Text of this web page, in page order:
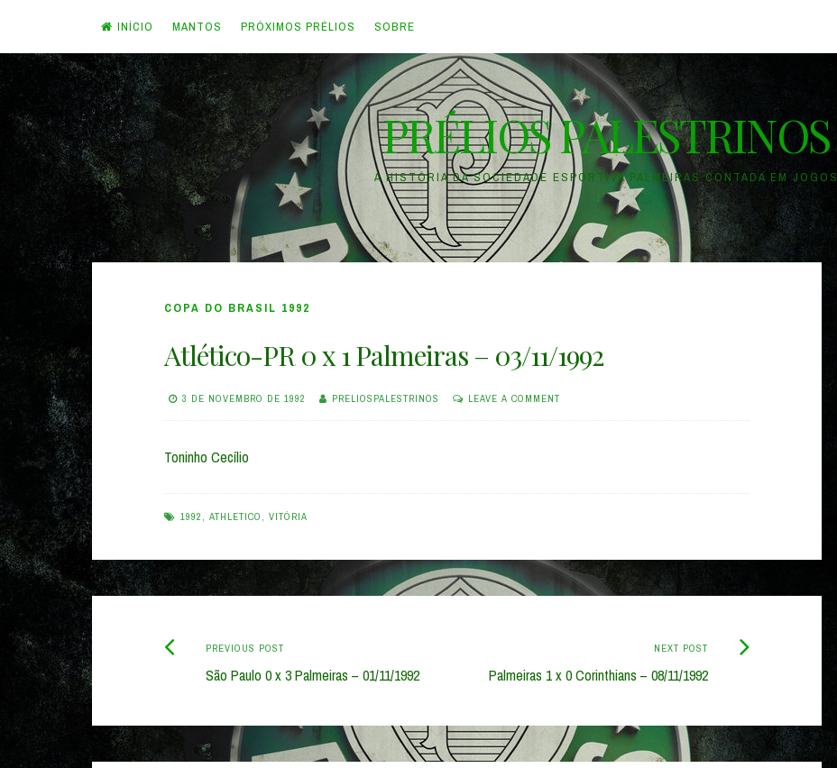
Skip
to
content
INÍCIO MANTOS PRÓXIMOS PRÉLIOS SOBRE
PRÉLIOS PALESTRINOS
A HISTÓRIA DA SOCIEDADE ESPORTIVA PALMEIRAS CONTADA EM JOGOS
COPA DO BRASIL 1992
Atlético-PR 0 x 1 Palmeiras – 03/11/1992
3 DE NOVEMBRO DE 1992 PRELIOSPALESTRINOS LEAVE A COMMENT
Toninho Cecílio
1992 ATHLETICO VITÓRIA
PostPREVIOUS POSTPrevious
post:
São Paulo 0 x 3 Palmeiras – 01/11/1992
NEXT POST
Palmeiras 1 x 0 Corinthians – 08/11/1992
Next